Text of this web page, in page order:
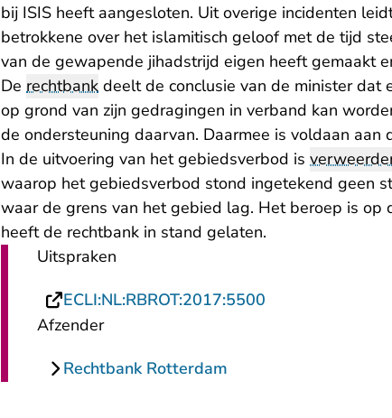
bij ISIS heeft aangesloten. Uit overige incidenten
betrokkene over het islamitisch geloof met de tijd
van de gewapende jihadstrijd eigen heeft gemaakt
De rechtbank deelt de conclusie van de minister dat
op grond van zijn gedragingen in verband kan
de ondersteuning daarvan. Daarmee is voldaan aan
In de uitvoering van het gebiedsverbod is
waarop het gebiedsverbod stond ingetekend geen
waar de grens van het gebied lag. Het beroep is
heeft de rechtbank in stand gelaten.
Uitspraken
ECLI:NL:RBROT:2017:5500
Afzender
Rechtbank Rotterdam